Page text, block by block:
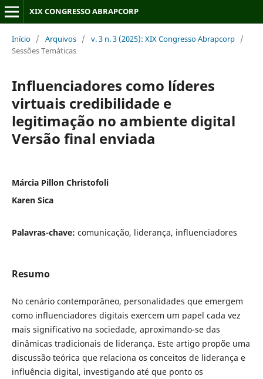
XIX CONGRESSO ABRAPCORP
Início / Arquivos / v. 3 n. 3 (2025): XIX Congresso Abrapcorp /
Sessões Temáticas
Influenciadores como líderes
virtuais credibilidade e
legitimação no ambiente digital
Versão final enviada
Márcia Pillon Christofoli
Karen Sica
Palavras-chave: comunicação, liderança, influenciadores
Resumo
No cenário contemporâneo, personalidades que emergem
como influenciadores digitais exercem um papel cada vez
mais significativo na sociedade, aproximando-se das
dinâmicas tradicionais de liderança. Este artigo propõe uma
discussão teórica que relaciona os conceitos de liderança e
influência digital, investigando até que ponto os